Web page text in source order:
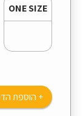
ONE SIZE
+ הוספת הדפס